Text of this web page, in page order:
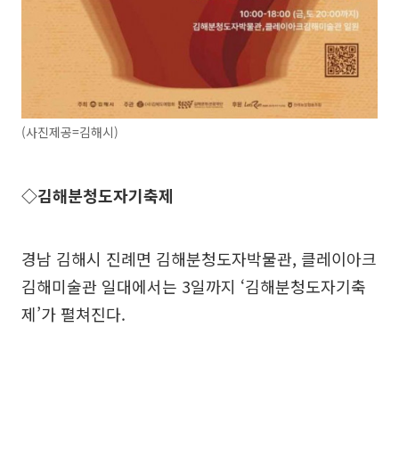
(사진제공=김해시)
◇김해분청도자기축제
경남 김해시 진례면 김해분청도자박물관, 클레이아크
김해미술관 일대에서는 3일까지 ‘김해분청도자기축
제’가 펼쳐진다.